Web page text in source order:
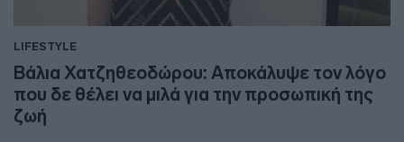
LIFESTYLE
Βάλια Χατζηθεοδώρου: Αποκάλυψε τον λόγο
που δε θέλει να μιλά για την προσωπική της
ζωή